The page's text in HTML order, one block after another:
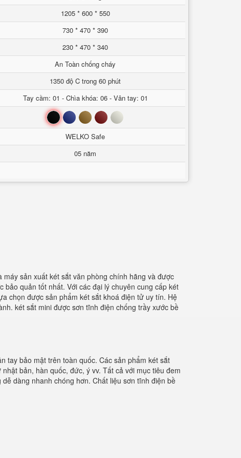
1205 * 600 * 550
730 * 470 * 390
230 * 470 * 340
An Toàn chống cháy
1350 độ C trong 60 phút
Tay cầm: 01 - Chìa khóa: 06 - Vân tay: 01
Đen Xanh Nâu Đỏ Trắng
WELKO Safe
05 năm
sản xuất két sắt văn phòng chính hãng và được
quản tốt nhất. Với các đại lý chuyên cung cấp két
chọn được sản phẩm két sắt khoá điện tử uy tín. Hệ
két sắt mini được sơn tĩnh điện chống trầy xước bề
tay bảo mật trên toàn quốc. Các sản phẩm két sắt
bản, hàn quốc, đức, ý vv. Tất cả với mục tiêu đem
dàng nhanh chóng hơn. Chất liệu sơn tĩnh điện bề